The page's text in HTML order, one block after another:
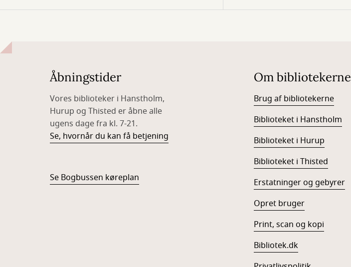
Åbningstider
Vores biblioteker i Hanstholm,
Hurup og Thisted er åbne alle
ugens dage fra kl. 7-21.
Se, hvornår du kan få betjening
Se Bogbussen køreplan
Om bibliotekerne
Brug af bibliotekerne
Biblioteket i Hanstholm
Biblioteket i Hurup
Biblioteket i Thisted
Erstatninger og gebyrer
Opret bruger
Print, scan og kopi
Bibliotek.dk